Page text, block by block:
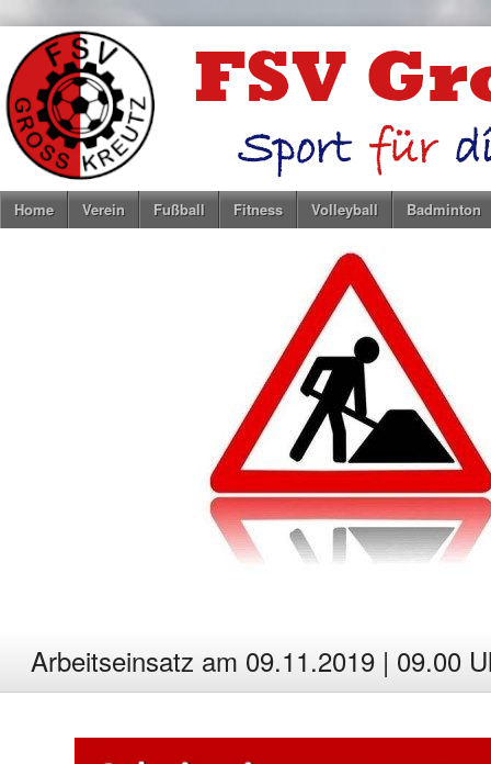
Home Verein Fußball Fitness Volleyball Badminton
Arbeitseinsatz am 09.11.2019 | 09.00